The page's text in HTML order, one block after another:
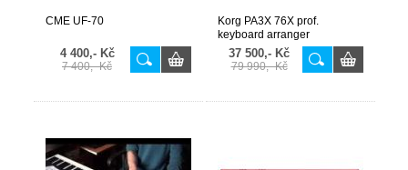
CME UF-70
4 400,- Kč
7 400,- Kč
Korg PA3X 76X prof.
keyboard arranger
workstation + PA-AS lišta +
hardcase
37 500,- Kč
79 990,- Kč